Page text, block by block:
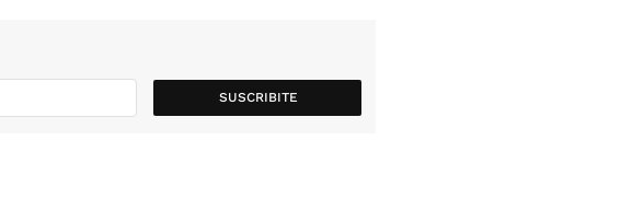
SUSCRIBITE